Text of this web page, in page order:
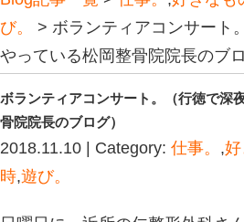
Blog記事一覧> 仕事。
び。> ボランティア
やっている松岡整骨院